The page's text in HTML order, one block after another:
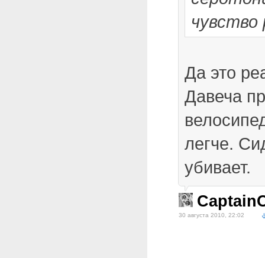
Да это
Давеча
легче.
убивает.
30 августа 2010, 22:02